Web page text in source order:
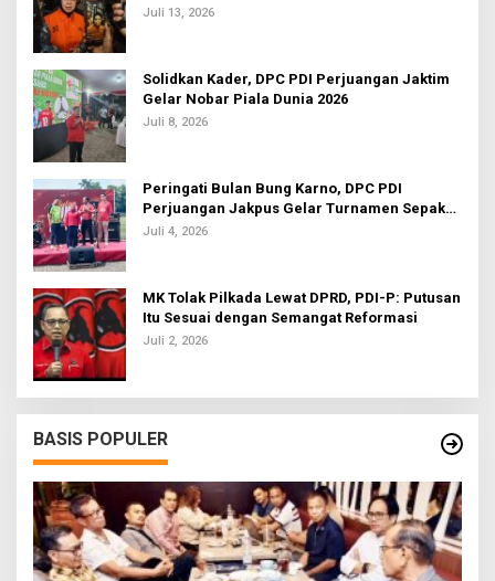
Juli 13, 2026
Solidkan Kader, DPC PDI Perjuangan Jaktim
Gelar Nobar Piala Dunia 2026
Juli 8, 2026
Peringati Bulan Bung Karno, DPC PDI
Perjuangan Jakpus Gelar Turnamen Sepak
Bola U-20
Juli 4, 2026
MK Tolak Pilkada Lewat DPRD, PDI-P: Putusan
Itu Sesuai dengan Semangat Reformasi
Juli 2, 2026
BASIS POPULER